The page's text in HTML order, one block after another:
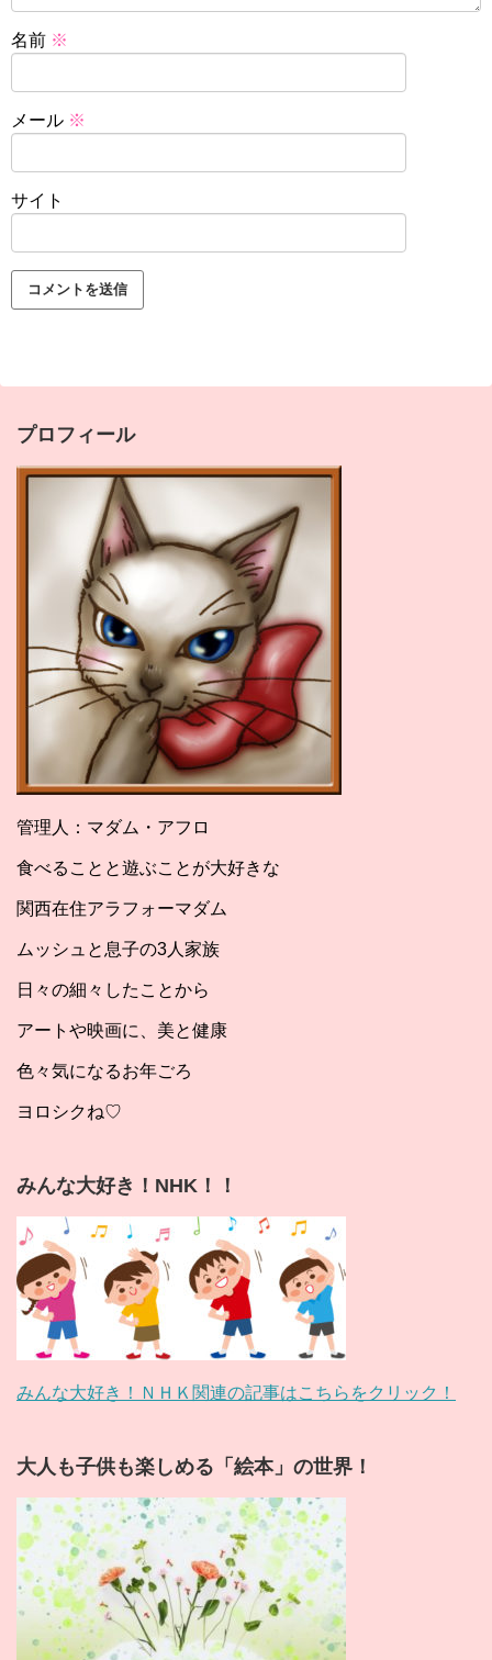
名前 ※
メール ※
サイト
プロフィール
管理人：マダム・アフロ
食べることと遊ぶことが大好きな
関西在住アラフォーマダム
ムッシュと息子の3人家族
日々の細々したことから
アートや映画に、美と健康
色々気になるお年ごろ
ヨロシクね♡
みんな大好き！NHK！！
みんな大好き！ＮＨＫ関連の記事はこちらをクリック！
大人も子供も楽しめる「絵本」の世界！